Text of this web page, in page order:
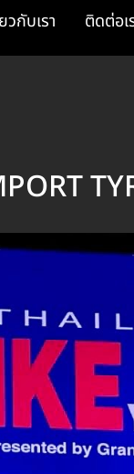
วกับเรา ติดต่อเ